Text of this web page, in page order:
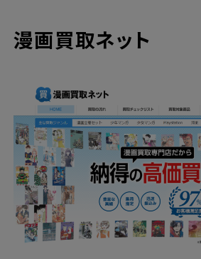
漫画買取ネット